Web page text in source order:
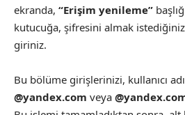
ekranda, “Erişim yenileme”
kutucuğa, şifresini almak istediğiniz
giriniz.
Bu bölüme girişlerinizi, kullanıcı
@yandex.com veya